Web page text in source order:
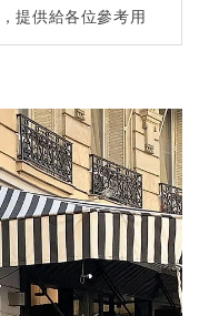
提供給各位參考用